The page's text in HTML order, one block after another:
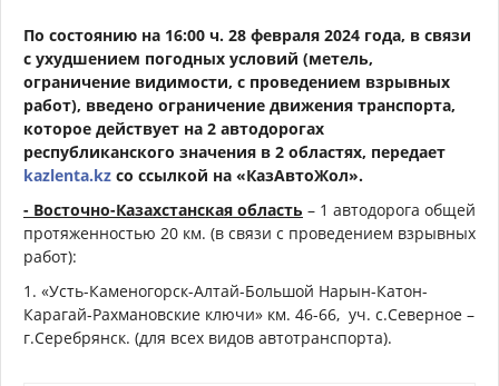
По состоянию на 16:00 ч. 28 февраля 2024 года, в связи
с ухудшением погодных условий (метель,
ограничение видимости, с проведением взрывных
работ), введено ограничение движения транспорта,
которое действует на 2 автодорогах
республиканского значения в 2 областях, передает
kazlenta.kz со ссылкой на «КазАвтоЖол».
- Восточно-Казахстанская область – 1 автодорога общей
протяженностью 20 км. (в связи с проведением взрывных
работ):
1. «Усть-Каменогорск-Алтай-Большой Нарын-Катон-
Карагай-Рахмановские ключи» км. 46-66, уч. с.Северное –
г.Серебрянск. (для всех видов автотранспорта).